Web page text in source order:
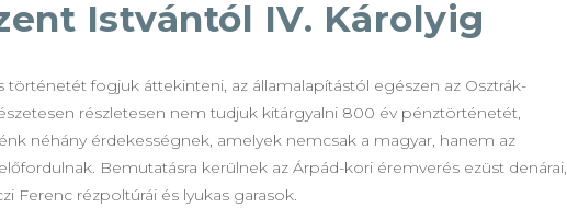
Istvántól IV. Károlyig
történetét fogjuk áttekinteni, az államalapítástól egészen az Osztrák-
részletesen nem tudjuk kitárgyalni 800 év pénztörténetét,
néhány érdekességnek, amelyek nemcsak a magyar, hanem az
Bemutatásra kerülnek az Árpád-kori éremverés ezüst denárai,
Ferenc rézpoltúrái és lyukas garasok.